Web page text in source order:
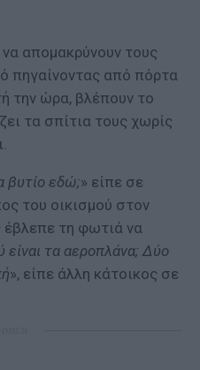
απομακρύνουν τους
πηγαίνοντας από πόρτα
την ώρα, βλέπουν το
τα σπίτια τους χωρίς
βυτίο εδώ;» είπε σε
του οικισμού στον
τη φωτιά να
είναι τα αεροπλάνα; Δύο
», είπε άλλη κάτοικος σε